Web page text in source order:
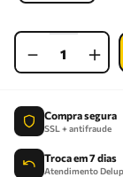
＋
－
Compra segura
SSL + antifraude
Troca em 7 dias
Atendimento